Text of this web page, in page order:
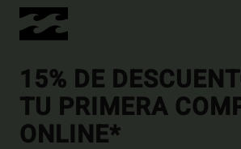
15% DE
TU PRIMERA
ONLINE*